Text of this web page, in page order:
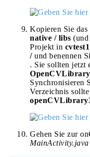
Kopieren Sie das
native / libs
Projekt in
/und benennen
. Sie sollten jetzt
Synchronisieren
Verzeichnis
Gehen Sie zur
MainActivity.java